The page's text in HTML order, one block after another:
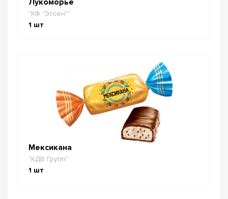
"КФ "Эссен""
1 шт
Мексикана
"КДВ Групп"
1 шт